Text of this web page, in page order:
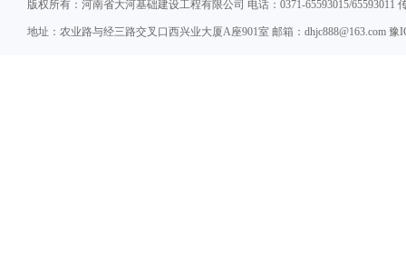
版权所有：河南省大河基础建设工程有限公司 电话：0371-65593015/65593011
地址：农业路与经三路交叉口西兴业大厦A座901室 邮箱：dhjc888@163.com 豫